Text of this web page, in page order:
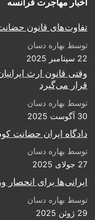
تفاوت‌های قانون
توسط بهاره دسان
22 سپتامبر 2025
وقتی قانون ارث
قرار می‌گیرد
توسط بهاره دسان
30 آگوست 2025
دادگاه ایران حضانت
توسط بهاره دسان
27 جولای 2025
ایرانی‌ها برای انحصار
توسط بهاره دسان
29 ژوئن 2025